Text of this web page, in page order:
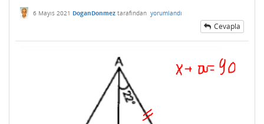
6 Mayıs 2021 DoganDonmez tarafından yorumlandı
Cevapla